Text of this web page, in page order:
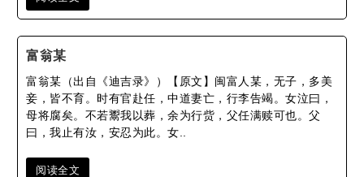
富翁某
富翁某（出自《迪吉录》）【原文】闽富人某，无子，多美
妾，皆不育。时有官赴任，中道妻亡，行李告竭。女泣曰，
母将腐矣。不若鬻我以葬，余为行赀，父任满赎可也。父
曰，我止有汝，安忍为此。女..
阅读全文